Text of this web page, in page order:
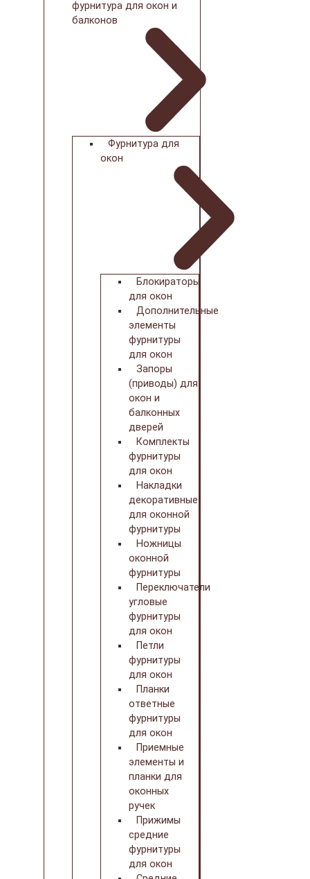
фурнитура для окон и
балконов
Фурнитура для
окон
Блокираторы
для окон
Дополнительные
элементы
фурнитуры
для окон
Запоры
(приводы) для
окон и
балконных
дверей
Комплекты
фурнитуры
для окон
Накладки
декоративные
для оконной
фурнитуры
Ножницы
оконной
фурнитуры
Переключатели
угловые
фурнитуры
для окон
Петли
фурнитуры
для окон
Планки
ответные
фурнитуры
для окон
Приемные
элементы и
планки для
оконных
ручек
Прижимы
средние
фурнитуры
для окон